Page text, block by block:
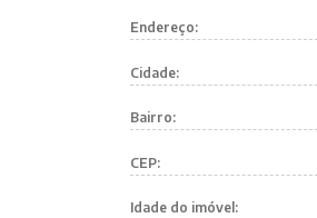
Endereço:
Cidade:
Bairro:
CEP:
Idade do imóvel: